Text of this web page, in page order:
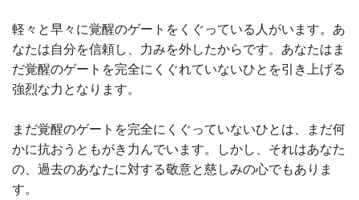
軽々と早々に覚醒のゲートをくぐっている人がいます。あ
なたは自分を信頼し、力みを外したからです。あなたはま
だ覚醒のゲートを完全にくぐれていないひとを引き上げる
強烈な力となります。
まだ覚醒のゲートを完全にくぐっていないひとは、まだ何
かに抗おうともがき力んでいます。しかし、それはあなた
の、過去のあなたに対する敬意と慈しみの心でもありま
す。